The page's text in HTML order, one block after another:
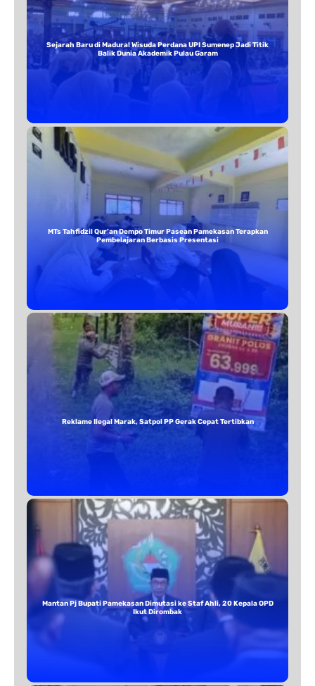
Sejarah Baru di Madura! Wisuda Perdana UPI Sumenep Jadi Titik
Balik Dunia Akademik Pulau Garam
MTs Tahfidzil Qur’an Dempo Timur Pasean Pamekasan Terapkan
Pembelajaran Berbasis Presentasi
Reklame Ilegal Marak, Satpol PP Gerak Cepat Tertibkan
Mantan Pj Bupati Pamekasan Dimutasi ke Staf Ahli, 20 Kepala OPD
Ikut Dirombak